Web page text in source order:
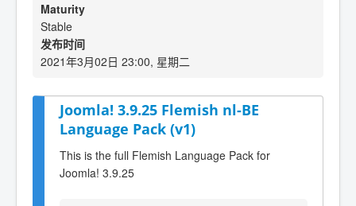
Maturity
Stable
发布时间
2021年3月02日 23:00, 星期二
Joomla! 3.9.25 Flemish nl-BE
Language Pack (v1)
This is the full Flemish Language Pack for
Joomla! 3.9.25